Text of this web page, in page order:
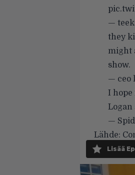
—
they
might
show.
— ceo
I hope
Logan
—
Lähde:
Lisää